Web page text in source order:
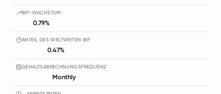
BIP-WACHSTUM
0.79%
ANTEIL DES WELTWEITEN BIP
0.47%
GEHALTSABRECHNUNGSFREQUENZ
Monthly